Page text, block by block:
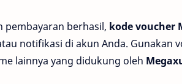
pembayaran berhasil, kode voucher
notifikasi di akun Anda. Gunakan
lainnya yang didukung oleh